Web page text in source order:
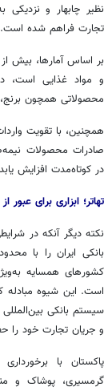
نظیر چابهار و نزدیکی
تجارت فراهم شده است.
و مواد غذایی است،
محصولاتی همچون
همچنین، با تقویت
در کوتاه‌مدت افزایش
تهاتر؛ ابزاری برای عبور
نکته دیگر آنکه در
بانکی ایران را با
کشورهای همسایه
است. این شیوه مبادله
سیستم بانکی
و جریان تجارت خود را
پاکستان با
گرمسیری، پوشاک و